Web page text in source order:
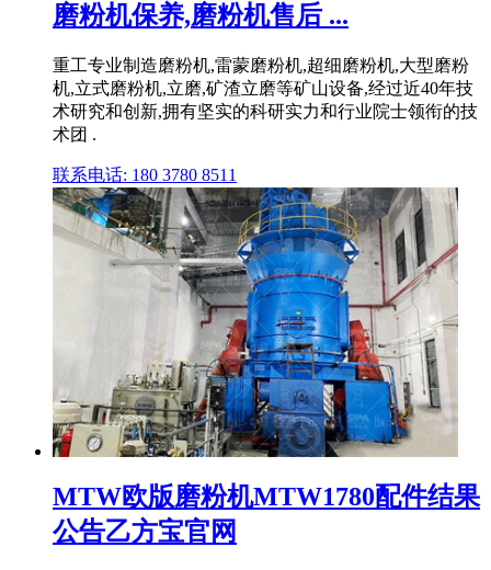
磨粉机保养,磨粉机售后 ...
重工专业制造磨粉机,雷蒙磨粉机,超细磨粉机,大型磨粉
机,立式磨粉机,立磨,矿渣立磨等矿山设备,经过近40年技
术研究和创新,拥有坚实的科研实力和行业院士领衔的技
术团 .
联系电话: 180 3780 8511
MTW欧版磨粉机MTW1780配件结果
公告乙方宝官网